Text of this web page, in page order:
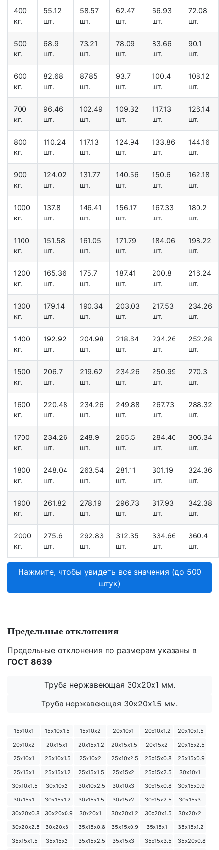
400
кг.
55.12
шт.
58.57
шт.
62.47
шт.
66.93
шт.
72.08
шт.
500
кг.
68.9
шт.
73.21
шт.
78.09
шт.
83.66
шт.
90.1
шт.
600
кг.
82.68
шт.
87.85
шт.
93.7
шт.
100.4
шт.
108.12
шт.
700
кг.
96.46
шт.
102.49
шт.
109.32
шт.
117.13
шт.
126.14
шт.
800
кг.
110.24
шт.
117.13
шт.
124.94
шт.
133.86
шт.
144.16
шт.
900
кг.
124.02
шт.
131.77
шт.
140.56
шт.
150.6
шт.
162.18
шт.
1000
кг.
137.8
шт.
146.41
шт.
156.17
шт.
167.33
шт.
180.2
шт.
1100
кг.
151.58
шт.
161.05
шт.
171.79
шт.
184.06
шт.
198.22
шт.
1200
кг.
165.36
шт.
175.7
шт.
187.41
шт.
200.8
шт.
216.24
шт.
1300
кг.
179.14
шт.
190.34
шт.
203.03
шт.
217.53
шт.
234.26
шт.
1400
кг.
192.92
шт.
204.98
шт.
218.64
шт.
234.26
шт.
252.28
шт.
1500
кг.
206.7
шт.
219.62
шт.
234.26
шт.
250.99
шт.
270.3
шт.
1600
кг.
220.48
шт.
234.26
шт.
249.88
шт.
267.73
шт.
288.32
шт.
1700
кг.
234.26
шт.
248.9
шт.
265.5
шт.
284.46
шт.
306.34
шт.
1800
кг.
248.04
шт.
263.54
шт.
281.11
шт.
301.19
шт.
324.36
шт.
1900
кг.
261.82
шт.
278.19
шт.
296.73
шт.
317.93
шт.
342.38
шт.
2000
кг.
275.6
шт.
292.83
шт.
312.35
шт.
334.66
шт.
360.4
шт.
Нажмите, чтобы увидеть все значения (до 500
штук)
Предельные отклонения
Предельные отклонения по размерам указаны в
ГОСТ 8639
Труба нержавеющая 30х20х1 мм.
Труба нержавеющая 30х20х1.5 мм.
15х10х1 15х10х1.5 15х10х2 20х10х1 20х10х1.2
20х10х1.5
20х10х2
20х15х1 20х15х1.2 20х15х1.5 20х15х2
20х15х2.5
25х10х1
25х10х1.5 25х10х2 25х10х2.5 25х15х0.8
25х15х0.9
25х15х1
25х15х1.2 25х15х1.5 25х15х2 25х15х2.5
30х10х1
30х10х1.5
30х10х2 30х10х2.5 30х10х3 30х15х0.8
30х15х0.9
30х15х1
30х15х1.2 30х15х1.5 30х15х2 30х15х2.5
30х15х3
30х20х0.8
30х20х0.9 30х20х1 30х20х1.2 30х20х1.5
30х20х2
30х20х2.5
30х20х3 35х15х0.8 35х15х0.9 35х15х1
35х15х1.2
35х15х1.5
35х15х2 35х15х2.5 35х15х3 35х15х3.5
35х20х0.8